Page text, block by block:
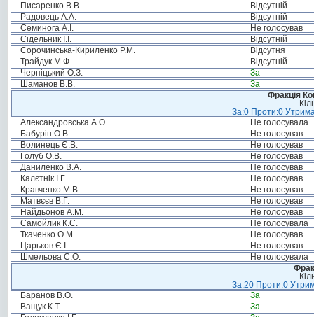
Писаренко В.В.
Відсутній
Радовець А.А.
Відсутній
Семинога А.І.
Не голосував
Сідельник І.І.
Відсутній
Сорочинська-Кириленко Р.М.
Відсутня
Трайдук М.Ф.
Відсутній
Черпіцький О.З.
За
Шаманов В.В.
За
Фракція
За:0 Проти:0
Александровська А.О.
Не голосувала
Бабурін О.В.
Не голосував
Волинець Є.В.
Не голосував
Голуб О.В.
Не голосував
Даниленко В.А.
Не голосував
Калєтнік І.Г.
Не голосував
Кравченко М.В.
Не голосував
Матвєєв В.Г.
Не голосував
Найдьонов А.М.
Не голосував
Самойлик К.С.
Не голосувала
Ткаченко О.М.
Не голосував
Царьков Є.І.
Не голосував
Шмельова С.О.
Не голосувала
За:20 Проти:0
Баранов В.О.
За
Ващук К.Т.
За